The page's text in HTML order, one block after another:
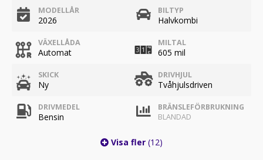
MODELLÅR
2026
BILTYP
Halvkombi
VÄXELLÅDA
Automat
MILTAL
605 mil
SKICK
Ny
DRIVHJUL
Tvåhjulsdriven
DRIVMEDEL
Bensin
BRÄNSLEFÖRBRUKNING
BLANDAD
Visa fler (12)